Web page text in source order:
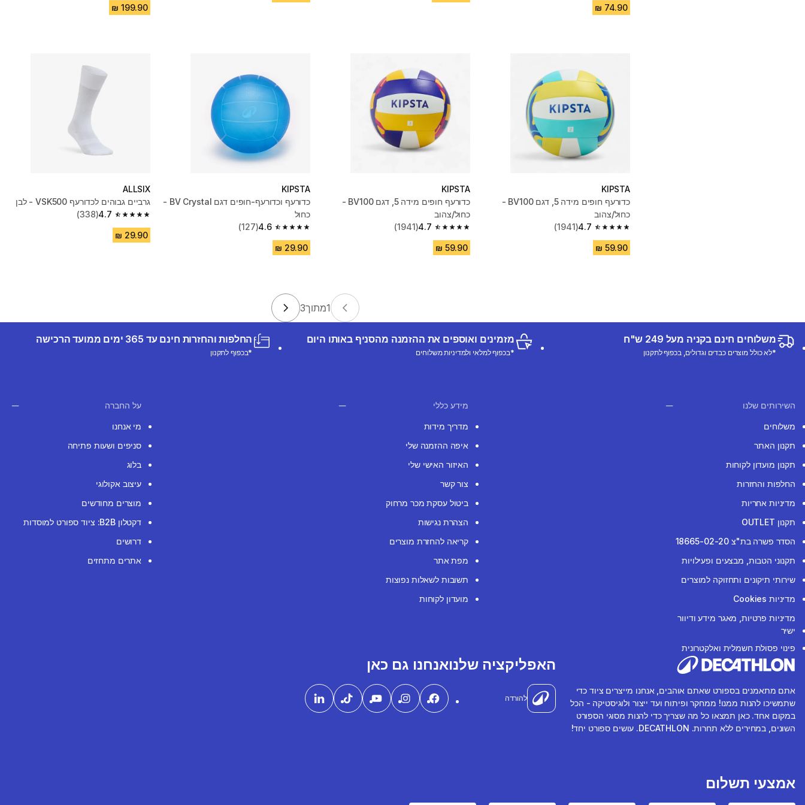
KIPSTA
כדורעף חופים מידה 5, דגם BV100 -
כחול/צהוב
4.7
4.7 out of 5 stars from 1941 reviews
(1941)
KIPSTA
כדורעף חופים מידה 5, דגם BV100 -
כחול/צהוב
4.7
4.7 out of 5 stars from 1941 reviews
(1941)
KIPSTA
כדורעף וכדורעף-חופים דגם BV Crystal -
כחול
4.6
4.6 out of 5 stars from 127 reviews
(127)
ALLSIX
גרביים גבוהים לכדורעף VSK500 - לבן
4.7
4.7 out of 5 stars from 338 reviews
(338)
1מתוך3
משלוחים חינם בקניה מעל 249 ש"ח
*לא כולל מוצרים כבדים וגדולים, בכפוף לתקנון
מזמינים ואוספים את ההזמנה מהסניף באותו היום
*בכפוף למלאי ולמדיניות משלוחים
החלפות והחזרות חינם עד 365 ימים ממועד הרכישה
*בכפוף לתקנון
השירותים שלנו
משלוחים
תקנון האתר
תקנון מועדון לקוחות
החלפות והחזרות
מדיניות אחריות
תקנון OUTLET
הסדר פשרה בת"צ 18665-02-20
תקנוני הטבות, מבצעים ופעילויות
שירותי תיקונים ותחזוקה למוצרים
מדיניות Cookies
מדיניות פרטיות, מאגר מידע ודיוור
ישיר
פינוי פסולת חשמלית ואלקטרונית
מידע כללי
מדריך מידות
איפה ההזמנה שלי
האיזור האישי שלי
צור קשר
ביטול עסקת מכר מרחוק
הצהרת נגישות
קריאה להחזרת מוצרים
מפת אתר
תשובות לשאלות נפוצות
מועדון לקוחות
על החברה
מי אנחנו
סניפים ושעות פתיחה
בלוג
עיצוב אקולוגי
מוצרים מחודשים
דקטלון B2B: ציוד ספורט למוסדות
דרושים
אתרים מתחזים
אתם מתאמנים בספורט שאתם אוהבים, אנחנו מייצרים ציוד כדי
שתמשיכו להנות ממנו! ממחקר ופיתוח ועד ייצור ולוגיסטיקה - הכל
במקום אחד. כאן תמצאו כל מה שצריך כדי להנות מסוגי הספורט
השונים, במחירים ללא תחרות. DECATHLON. עושים ספורט יחד!
האפליקציה שלנו
להורדה
אנחנו גם כאן
אמצעי תשלום